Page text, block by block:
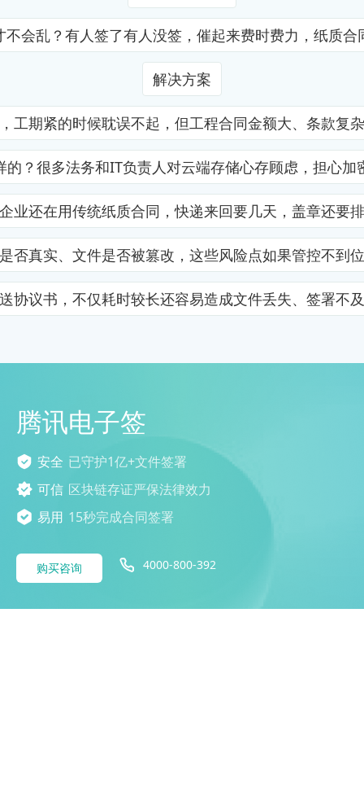
会乱？有人签了有人没签，催起来费时费力，纸质
解决方案
期紧的时候耽误不起，但工程合同金额大、条款
很多法务和IT负责人对云端存储心存顾虑，担
还在用传统纸质合同，快递来回要几天，盖章还
真实、文件是否被篡改，这些风险点如果管控不
议书，不仅耗时较长还容易造成文件丢失、签署
腾讯电子签
安全 已守护1亿+文件签署
可信 区块链存证严保法律效力
易用 15秒完成合同签署
购买咨询 4000-800-392